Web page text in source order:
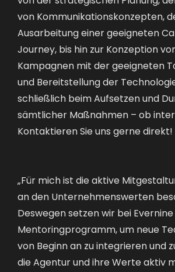
von Kommunikationskonzepten,
Ausarbeitung einer geeigneten
Journey, bis hin zur Konzeption
Kampagnen mit der geeigneten
und Bereitstellung der
schließlich beim Aufsetzen und
sämtlicher Maßnahmen – ob
Kontaktieren Sie uns gerne direkt!
„Für mich ist die aktive
an den Unternehmenswerten
Deswegen setzen wir bei Evernine
Mentoringprogramm, um neue
von Beginn an zu integrieren und
die Agentur und ihre Werte aktiv